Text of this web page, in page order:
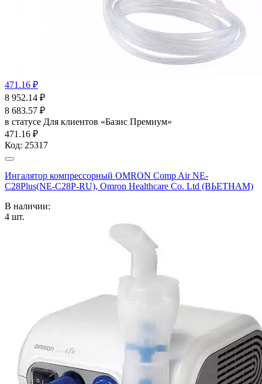
471.16 ₽
8 952.14 ₽
8 683.57 ₽
в статусе Для клиентов «Базис Премиум»
471.16 ₽
Код: 25317
Ингалятор компрессорный OMRON Comp Air NE-
C28Plus(NE-C28P-RU), Omron Healthcare Co. Ltd (ВЬЕТНАМ)
В наличии:
4 шт.